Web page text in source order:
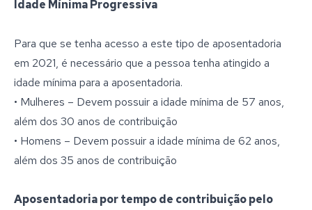
Idade Mínima Progressiva
Para que se tenha acesso a este tipo de aposentadoria
em 2021, é necessário que a pessoa tenha atingido a
idade mínima para a aposentadoria.
• Mulheres – Devem possuir a idade mínima de 57 anos,
além dos 30 anos de contribuição
• Homens – Devem possuir a idade mínima de 62 anos,
além dos 35 anos de contribuição
Aposentadoria por tempo de contribuição pelo